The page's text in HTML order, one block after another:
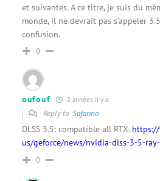
et suivantes. A ce titre, je suis du
monde, il ne devrait pas s’appeler
confusion.
0
oufouf 2 années il y a
Reply to Safarino
DLSS 3.5: compatible all RTX.
us/geforce/news/nvidia-dlss-3-5-
0